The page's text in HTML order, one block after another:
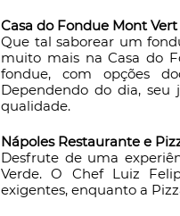
Casa do Fondue Mont Vert
Que tal saborear um
muito mais na Casa do
fondue, com opções
Dependendo do dia,
qualidade.
Nápoles Restaurante e
Desfrute de uma
Verde. O Chef Luiz
exigentes, enquanto a